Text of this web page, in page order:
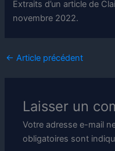
Extraits d’un article de
novembre 2022.
← Article précédent
Laisser un
Votre adresse e-mail
obligatoires sont